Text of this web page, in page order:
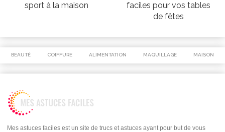
sport à la maison
faciles pour vos tables
de fêtes
BEAUTÉ COIFFURE ALIMENTATION MAQUILLAGE MAISON
Mes astuces faciles est un site de trucs et astuces ayant pour but de vous